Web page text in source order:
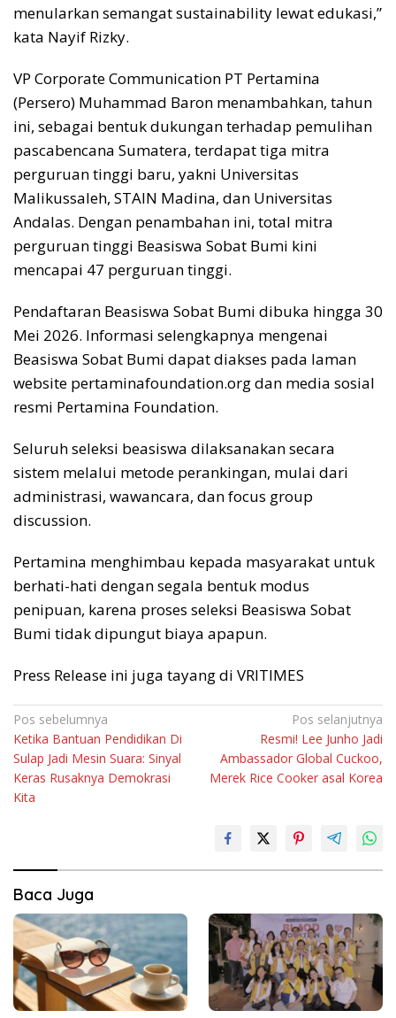
menularkan semangat sustainability lewat edukasi,”
kata Nayif Rizky.
VP Corporate Communication PT Pertamina
(Persero) Muhammad Baron menambahkan, tahun
ini, sebagai bentuk dukungan terhadap pemulihan
pascabencana Sumatera, terdapat tiga mitra
perguruan tinggi baru, yakni Universitas
Malikussaleh, STAIN Madina, dan Universitas
Andalas. Dengan penambahan ini, total mitra
perguruan tinggi Beasiswa Sobat Bumi kini
mencapai 47 perguruan tinggi.
Pendaftaran Beasiswa Sobat Bumi dibuka hingga 30
Mei 2026. Informasi selengkapnya mengenai
Beasiswa Sobat Bumi dapat diakses pada laman
website pertaminafoundation.org dan media sosial
resmi Pertamina Foundation.
Seluruh seleksi beasiswa dilaksanakan secara
sistem melalui metode perankingan, mulai dari
administrasi, wawancara, dan focus group
discussion.
Pertamina menghimbau kepada masyarakat untuk
berhati-hati dengan segala bentuk modus
penipuan, karena proses seleksi Beasiswa Sobat
Bumi tidak dipungut biaya apapun.
Press Release ini juga tayang di VRITIMES
Navigasi
pos
Pos sebelumnya
Ketika Bantuan Pendidikan Di
Sulap Jadi Mesin Suara: Sinyal
Keras Rusaknya Demokrasi
Kita
Pos selanjutnya
Resmi! Lee Junho Jadi
Ambassador Global Cuckoo,
Merek Rice Cooker asal Korea
Baca Juga